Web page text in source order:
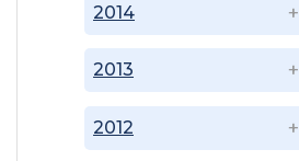
2012
2013
2014